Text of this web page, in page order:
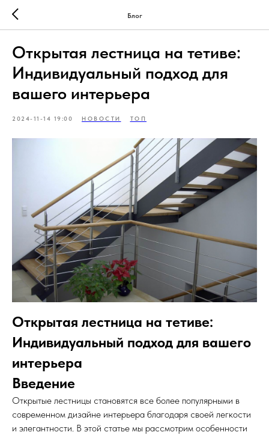
Блог
Открытая лестница на тетиве:
Индивидуальный подход для
вашего интерьера
2024-11-14 19:00 НОВОСТИ ТОП
Открытая лестница на тетиве:
Индивидуальный подход для вашего
интерьера
Введение
Открытые лестницы становятся все более популярными в
современном дизайне интерьера благодаря своей легкости
и элегантности. В этой статье мы рассмотрим особенности